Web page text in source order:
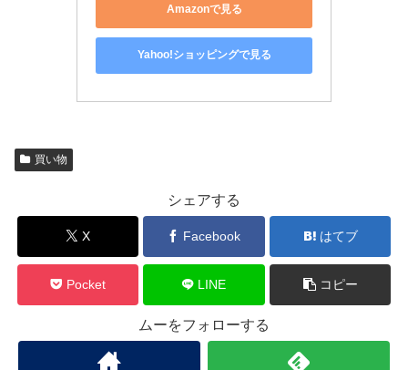
Amazonで見る
Yahoo!ショッピングで見る
買い物
シェアする
X Facebook はてブ
Pocket LINE コピー
ムーをフォローする